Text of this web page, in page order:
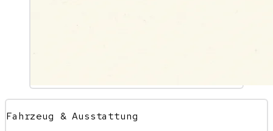
Fahrzeug & Ausstattung